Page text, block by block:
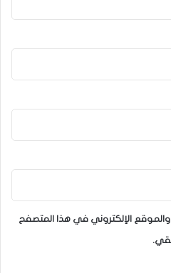
والموقع الإلكتروني في هذا المتصفح